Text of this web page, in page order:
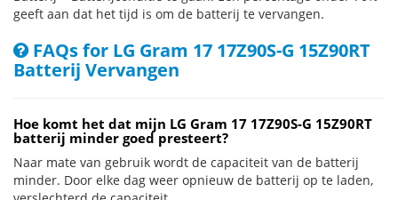
geeft aan dat het tijd is om de batterij te vervangen.
FAQs for LG Gram 17 17Z90S-G 15Z90RT
Batterij Vervangen
Hoe komt het dat mijn LG Gram 17 17Z90S-G 15Z90RT
batterij minder goed presteert?
Naar mate van gebruik wordt de capaciteit van de batterij
minder. Door elke dag weer opnieuw de batterij op te laden,